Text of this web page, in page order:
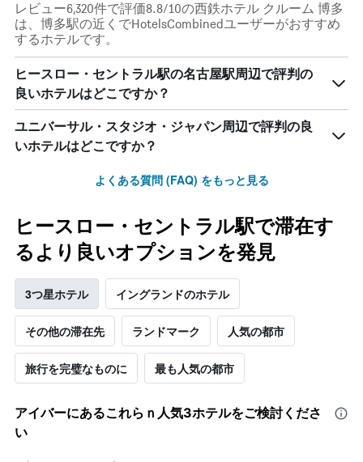
レビュー6,320件で評価8.8/10の西鉄ホテル クルーム 博多
は、博多駅の近くでHotelsCombinedユーザーがおすすめ
するホテルです。
ヒースロー・セントラル駅の名古屋駅周辺で評判の
良いホテルはどこですか？
ユニバーサル・スタジオ・ジャパン周辺で評判の良
いホテルはどこですか？
よくある質問 (FAQ) をもっと見る
ヒースロー・セントラル駅で滞在す
るより良いオプションを発見
3つ星ホテル イングランドのホテル
その他の滞在先 ランドマーク 人気の都市
旅行を完璧なものに 最も人気の都市
アイバー​にあるこれらｎ人気3ホテルをご検討くださ
い